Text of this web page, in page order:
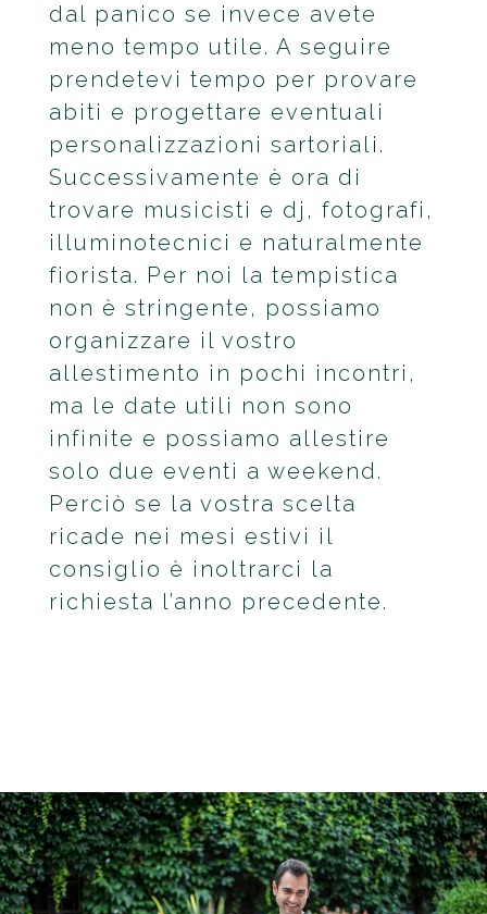
dal panico se invece avete
meno tempo utile. A seguire
prendetevi tempo per provare
abiti e progettare eventuali
personalizzazioni sartoriali.
Successivamente è ora di
trovare musicisti e dj, fotografi,
illuminotecnici e naturalmente
fiorista. Per noi la tempistica
non è stringente, possiamo
organizzare il vostro
allestimento in pochi incontri,
ma le date utili non sono
infinite e possiamo allestire
solo due eventi a weekend.
Perciò se la vostra scelta
ricade nei mesi estivi il
consiglio è inoltrarci la
richiesta l’anno precedente.